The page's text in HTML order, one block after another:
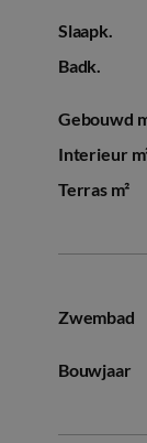
Slaapk.
Badk.
Gebouwd
Interieur
Terras m²
Zwembad
Bouwjaar